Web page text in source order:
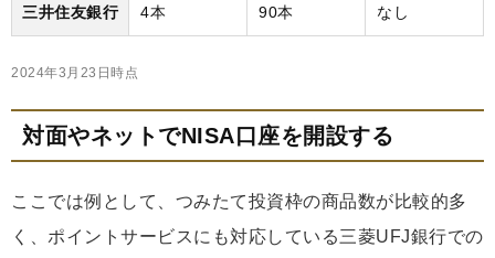
三井住友銀行 4本 90本 なし
2024年3月23日時点
対面やネットでNISA口座を開設する
ここでは例として、つみたて投資枠の商品数が比較的多
く、ポイントサービスにも対応している三菱UFJ銀行での